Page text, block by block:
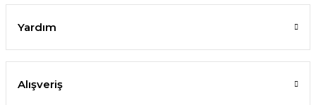
Yardım
Alışveriş